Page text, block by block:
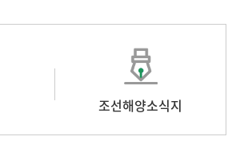
조선해양소식지